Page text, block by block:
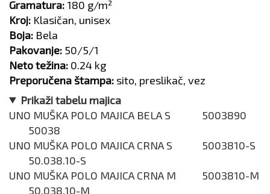
Gramatura: 180 g/m²
Kroj: Klasičan, unisex
Boja: Bela
Pakovanje: 50/5/1
Neto težina: 0.24 kg
Preporučena štampa: sito, preslikač, vez
Prikaži tabelu majica
UNO MUŠKA POLO MAJICA BELA S
5003890
50038
UNO MUŠKA POLO MAJICA CRNA S
5003810-S
50.038.10-S
UNO MUŠKA POLO MAJICA CRNA M
5003810-M
50.038.10-M